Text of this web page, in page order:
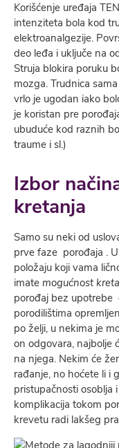
Korišćenje uređaja
intenziteta bola kod
elektroanalgezije.
deo leđa i uključe na
Struja blokira poruku
mozga. Trudnica
vrlo je ugodan iako
je koristan pre
ubuduće kod raznih
traume i sl.)
Izbor
kretanja
Samo su neki od
prve faze porođaja .
položaju koji vama
imate mogućnost
porođaj bez upotrebe
porodilištima
po želji, u nekima je
on odgovara, najbolje
na njega. Nekim će
rađanje, no hoćete li i
pristupačnosti osoblja
komplikacija tokom
krevetu radi lakšeg